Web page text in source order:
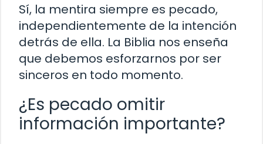
Sí, la mentira siempre es pecado,
independientemente de la intención
detrás de ella. La Biblia nos enseña
que debemos esforzarnos por ser
sinceros en todo momento.
¿Es pecado omitir
información importante?